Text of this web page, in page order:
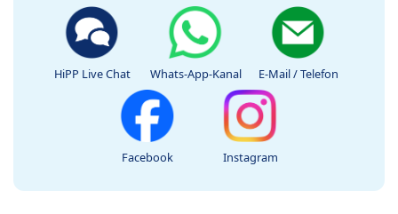
HiPP Live Chat Whats-App-Kanal E-Mail / Telefon
Facebook Instagram